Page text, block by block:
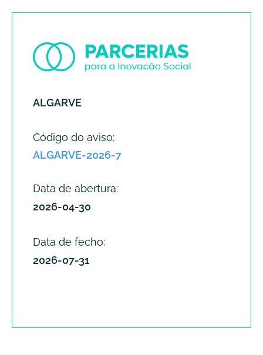
ALGARVE
Código do aviso:
ALGARVE-2026-7
Data de abertura:
2026-04-30
Data de fecho:
2026-07-31